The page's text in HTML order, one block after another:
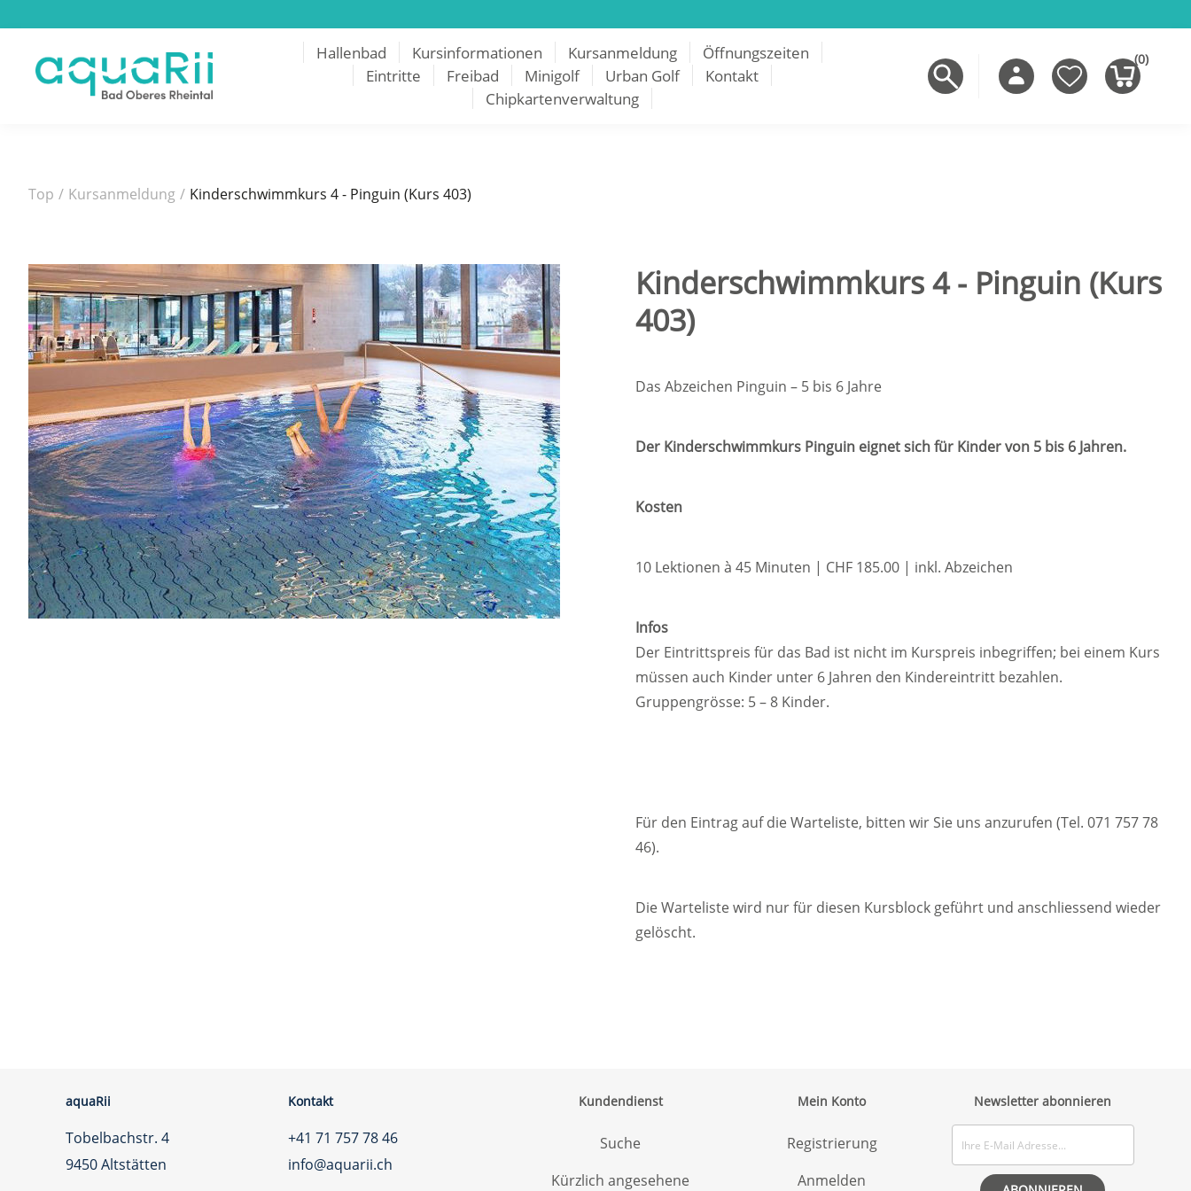
Hallenbad Kursinformationen Kursanmeldung
Öffnungszeiten
Eintritte
Freibad Minigolf Urban Golf
Kontakt
Chipkartenverwaltung
(0)
Top / Kursanmeldung / Kinderschwimmkurs 4 - Pinguin (Kurs 403)
Kinderschwimmkurs 4 - Pinguin (Kurs
403)
Das Abzeichen Pinguin – 5 bis 6 Jahre
Der Kinderschwimmkurs Pinguin eignet sich für Kinder von 5 bis 6 Jahren.
Kosten
10 Lektionen à 45 Minuten | CHF 185.00 | inkl. Abzeichen
Infos
Der Eintrittspreis für das Bad ist nicht im Kurspreis inbegriffen; bei einem Kurs
müssen auch Kinder unter 6 Jahren den Kindereintritt bezahlen.
Gruppengrösse: 5 – 8 Kinder.
Für den Eintrag auf die Warteliste, bitten wir Sie uns anzurufen (Tel. 071 757 78
46).
Die Warteliste wird nur für diesen Kursblock geführt und anschliessend wieder
gelöscht.
aquaRii
Tobelbachstr. 4
9450 Altstätten
Kontakt
+41 71 757 78 46
info@aquarii.ch
Kundendienst
Suche
Kürzlich angesehene
Mein Konto
Registrierung
Anmelden
Newsletter abonnieren